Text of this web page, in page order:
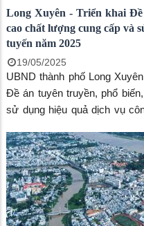
Long Xuyên - Triển khai
cao chất lượng cung cấp và
tuyến năm 2025
19/05/2025
UBND thành phố Long
Đề án tuyên truyền, phổ
sử dụng hiệu quả dịch vụ